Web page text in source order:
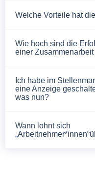
Welche Vorteile hat
Wie hoch sind die
einer
Ich habe im
eine Anzeige
was nun?
Wann lohnt sich